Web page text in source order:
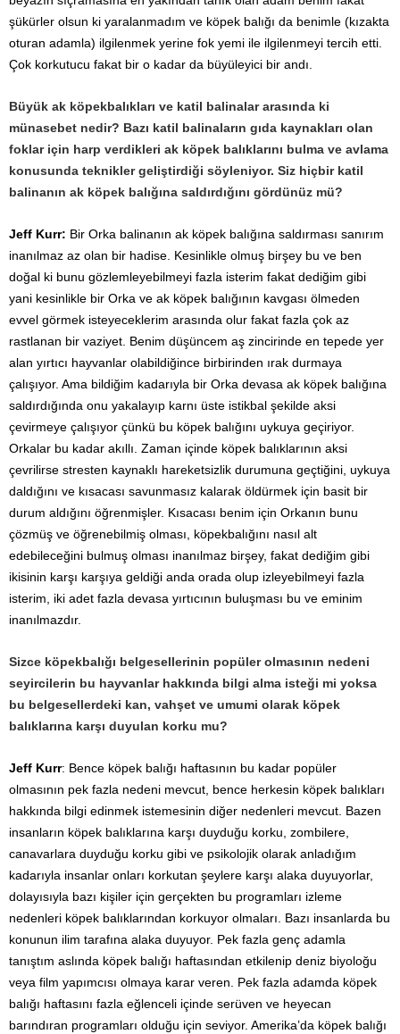
şükürler olsun ki yaralanmadım ve köpek balığı da benimle (kızakta
oturan adamla) ilgilenmek yerine fok yemi ile ilgilenmeyi tercih etti.
Çok korkutucu fakat bir o kadar da büyüleyici bir andı.
Büyük ak köpekbalıkları ve katil balinalar arasında ki
münasebet nedir? Bazı katil balinaların gıda kaynakları olan
foklar için harp verdikleri ak köpek balıklarını bulma ve avlama
konusunda teknikler geliştirdiği söyleniyor. Siz hiçbir katil
balinanın ak köpek balığına saldırdığını gördünüz mü?
Jeff Kurr: Bir Orka balinanın ak köpek balığına saldırması sanırım
inanılmaz az olan bir hadise. Kesinlikle olmuş birşey bu ve ben
doğal ki bunu gözlemleyebilmeyi fazla isterim fakat dediğim gibi
yani kesinlikle bir Orka ve ak köpek balığının kavgası ölmeden
evvel görmek isteyeceklerim arasında olur fakat fazla çok az
rastlanan bir vaziyet. Benim düşüncem aş zincirinde en tepede yer
alan yırtıcı hayvanlar olabildiğince birbirinden ırak durmaya
çalışıyor. Ama bildiğim kadarıyla bir Orka devasa ak köpek balığına
saldırdığında onu yakalayıp karnı üste istikbal şekilde aksi
çevirmeye çalışıyor çünkü bu köpek balığını uykuya geçiriyor.
Orkalar bu kadar akıllı. Zaman içinde köpek balıklarının aksi
çevrilirse stresten kaynaklı hareketsizlik durumuna geçtiğini, uykuya
daldığını ve kısacası savunmasız kalarak öldürmek için basit bir
durum aldığını öğrenmişler. Kısacası benim için Orkanın bunu
çözmüş ve öğrenebilmiş olması, köpekbalığını nasıl alt
edebileceğini bulmuş olması inanılmaz birşey, fakat dediğim gibi
ikisinin karşı karşıya geldiği anda orada olup izleyebilmeyi fazla
isterim, iki adet fazla devasa yırtıcının buluşması bu ve eminim
inanılmazdır.
Sizce köpekbalığı belgesellerinin popüler olmasının nedeni
seyircilerin bu hayvanlar hakkında bilgi alma isteği mi yoksa
bu belgesellerdeki kan, vahşet ve umumi olarak köpek
balıklarına karşı duyulan korku mu?
Jeff Kurr: Bence köpek balığı haftasının bu kadar popüler
olmasının pek fazla nedeni mevcut, bence herkesin köpek balıkları
hakkında bilgi edinmek istemesinin diğer nedenleri mevcut. Bazen
insanların köpek balıklarına karşı duyduğu korku, zombilere,
canavarlara duyduğu korku gibi ve psikolojik olarak anladığım
kadarıyla insanlar onları korkutan şeylere karşı alaka duyuyorlar,
dolayısıyla bazı kişiler için gerçekten bu programları izleme
nedenleri köpek balıklarından korkuyor olmaları. Bazı insanlarda bu
konunun ilim tarafına alaka duyuyor. Pek fazla genç adamla
tanıştım aslında köpek balığı haftasından etkilenip deniz biyoloğu
veya film yapımcısı olmaya karar veren. Pek fazla adamda köpek
balığı haftasını fazla eğlenceli içinde serüven ve heyecan
barındıran programları olduğu için seviyor. Amerika’da köpek balığı